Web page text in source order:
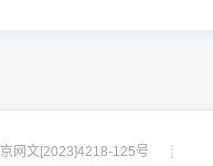
京网文[2023]4218-125号
┊